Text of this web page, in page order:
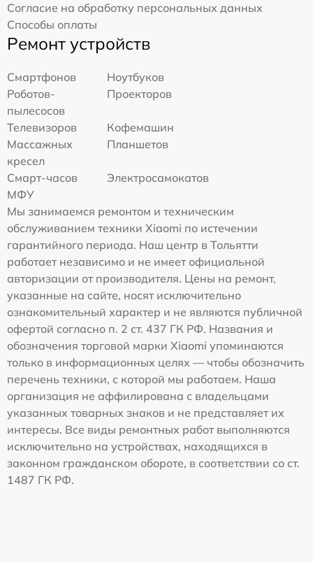
Согласие на обработку персональных данных
Способы оплаты
Ремонт устройств
Смартфонов
Ноутбуков
Роботов-
пылесосов
Проекторов
Телевизоров
Кофемашин
Массажных
кресел
Планшетов
Смарт-часов
Электросамокатов
МФУ
Мы занимаемся ремонтом и техническим
обслуживанием техники Xiaomi по истечении
гарантийного периода. Наш центр в Тольятти
работает независимо и не имеет официальной
авторизации от производителя. Цены на ремонт,
указанные на сайте, носят исключительно
ознакомительный характер и не являются публичной
офертой согласно п. 2 ст. 437 ГК РФ. Названия и
обозначения торговой марки Xiaomi упоминаются
только в информационных целях — чтобы обозначить
перечень техники, с которой мы работаем. Наша
организация не аффилирована с владельцами
указанных товарных знаков и не представляет их
интересы. Все виды ремонтных работ выполняются
исключительно на устройствах, находящихся в
законном гражданском обороте, в соответствии со ст.
1487 ГК РФ.